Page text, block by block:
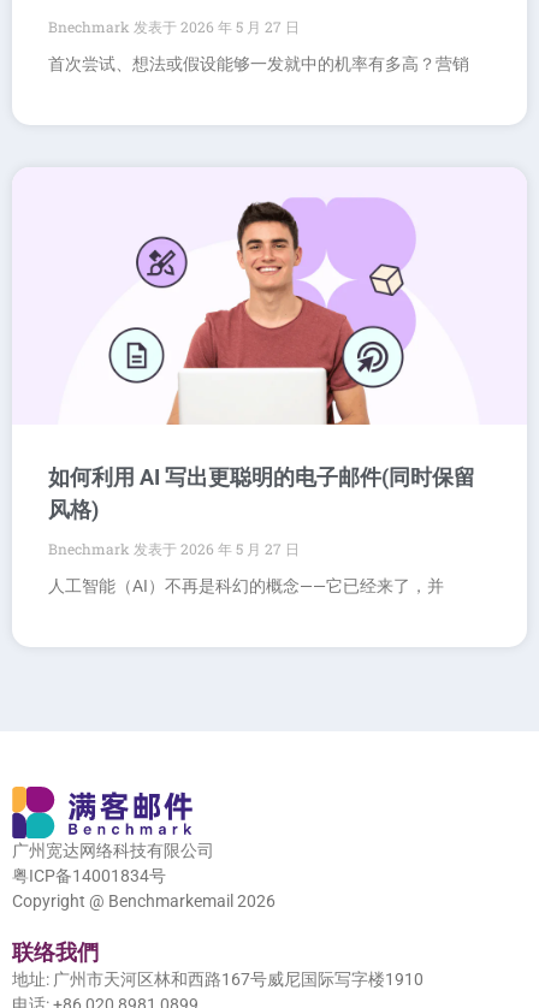
Bnechmark
2026 年 5 月 27 日
首次尝试、想法或假设能够一发就中的机率有多高？营销
如何利用 AI 写出更聪明的电子邮件(同时保留
风格)
Bnechmark
2026 年 5 月 27 日
人工智能（AI）不再是科幻的概念——它已经来了，并
广州宽达网络科技有限公司
粤ICP备14001834号
Copyright @ Benchmarkemail 2026
联络我們
地址: 广州市天河区林和西路167号威尼国际写字楼1910
电话: +86 020 8981 0899